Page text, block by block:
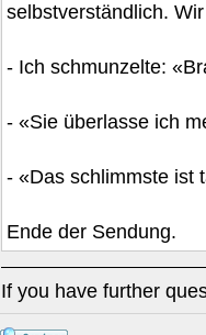
selbstverständlich.
- Ich schmunzelte:
- «Sie überlasse ich
- «Das schlimmste ist
Ende der Sendung.
If you have further